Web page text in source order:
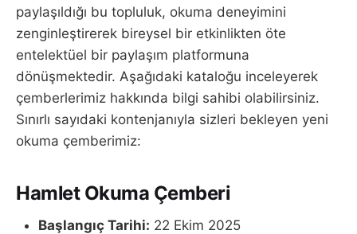
paylaşıldığı bu topluluk, okuma deneyimini
zenginleştirerek bireysel bir etkinlikten öte
entelektüel bir paylaşım platformuna
dönüşmektedir. Aşağıdaki kataloğu inceleyerek
çemberlerimiz hakkında bilgi sahibi olabilirsiniz.
Sınırlı sayıdaki kontenjanıyla sizleri bekleyen yeni
okuma çemberimiz:
Hamlet Okuma Çemberi
Başlangıç Tarihi: 22 Ekim 2025